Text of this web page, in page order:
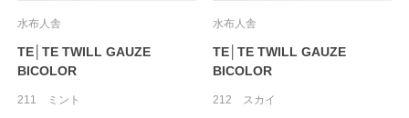
水布人舎
TE│TE TWILL GAUZE
BICOLOR
211 ミント
水布人舎
TE│TE TWILL GAUZE
BICOLOR
212 スカイ